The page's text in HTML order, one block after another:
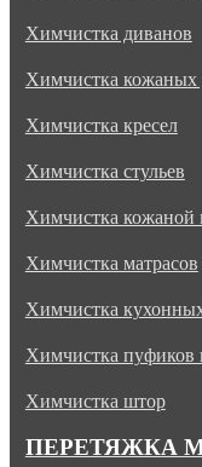
Химчистка диванов
Химчистка кожаных
Химчистка кресел
Химчистка стульев
Химчистка кожаной
Химчистка матрасов
Химчистка
Химчистка пуфиков
Химчистка штор
ПЕРЕТЯЖКА